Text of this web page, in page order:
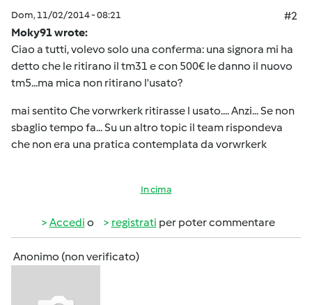
Dom, 11/02/2014 - 08:21
#2
Moky91 wrote:
Ciao a tutti, volevo solo una conferma: una signora mi ha
detto che le ritirano il tm31 e con 500€ le danno il nuovo
tm5...ma mica non ritirano l'usato?
mai sentito Che vorwrkerk ritirasse l usato.... Anzi... Se non
sbaglio tempo fa... Su un altro topic il team rispondeva
che non era una pratica contemplata da vorwrkerk
In cima
Accedi o registrati per poter commentare
Anonimo (non verificato)